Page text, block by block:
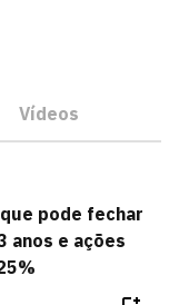
Vídeos
pode fechar
anos e ações